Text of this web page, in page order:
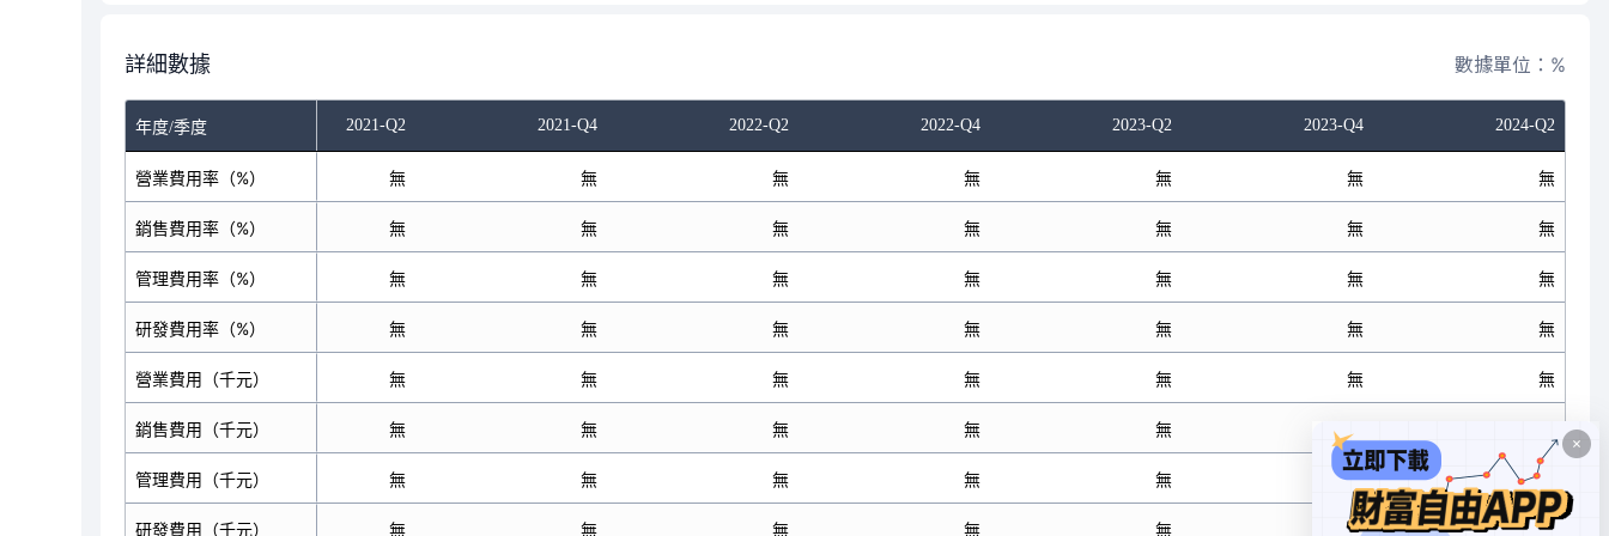
詳細數據 數據單位：%
年度/季度 2021-Q2 2021-Q4 2022-Q2 2022-Q4 2023-Q2 2023-Q4 2024-Q2
營業費用率（%）
銷售費用率（%）
管理費用率（%）
研發費用率（%）
營業費用（千元）
銷售費用（千元）
管理費用（千元）
研發費用（千元）
無 無 無 無 無 無 無
無 無 無 無 無 無 無
無 無 無 無 無 無 無
無 無 無 無 無 無 無
無 無 無 無 無 無 無
無 無 無 無 無 無
無 無 無 無 無 無 無
無 無 無 無 無 無 無